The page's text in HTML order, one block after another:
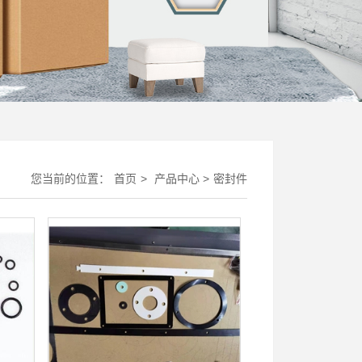
您当前的位置： 首页 > 产品中心 > 密封件